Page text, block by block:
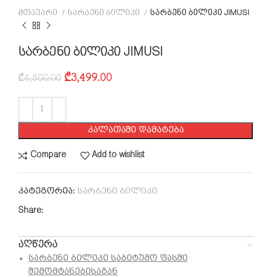
მთავარი სარბენი ბილიკი სარბენი ბილიკი JIMUSI
სარბენი ბილიკი JIMUSI
₾4,500.00 ₾3,499.00
ᲙᲐᲚᲐᲗᲐᲨᲘ ᲓᲐᲛᲐᲢᲔᲑᲐ
Compare Add to wishlist
კატეგორია: სარბენი ბილიკი
Share:
აღწერა
სარბენი ბილიკი საბიტუმო ფასში
შემომტანებისაგან